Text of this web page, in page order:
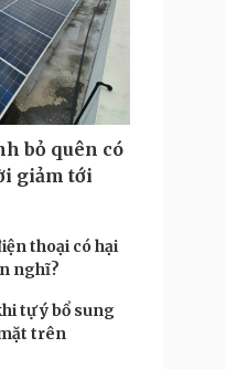
bỏ quên có
giảm tới
thoại có hại
nghĩ?
tự ý bổ sung
trên